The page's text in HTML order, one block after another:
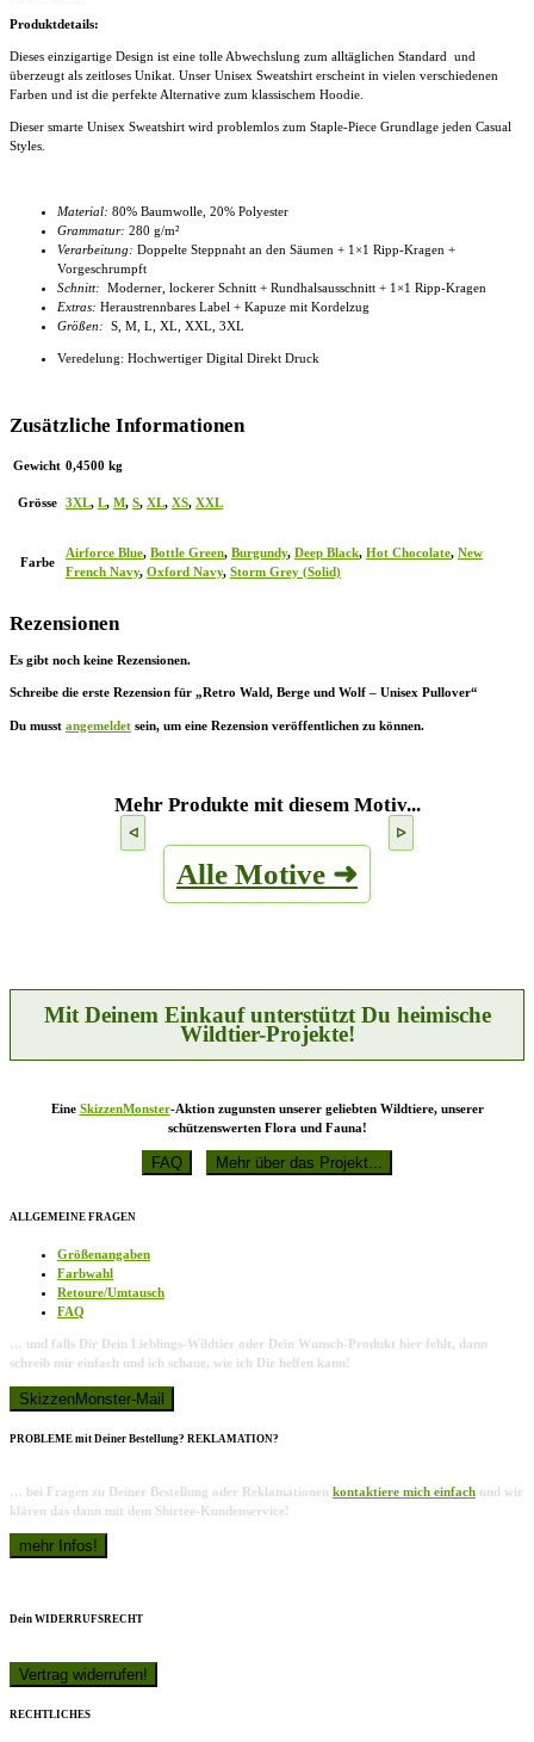
Produktdetails:
Dieses einzigartige Design ist eine tolle Abwechslung zum alltäglichen Standard und
überzeugt als zeitloses Unikat. Unser Unisex Sweatshirt erscheint in vielen verschiedenen
Farben und ist die perfekte Alternative zum klassischem Hoodie.
Dieser smarte Unisex Sweatshirt wird problemlos zum Staple-Piece Grundlage jeden Casual
Styles.
Material: 80% Baumwolle, 20% Polyester
Grammatur: 280 g/m²
Verarbeitung: Doppelte Steppnaht an den Säumen + 1×1 Ripp-Kragen +
Vorgeschrumpft
Schnitt: Moderner, lockerer Schnitt + Rundhalsausschnitt + 1×1 Ripp-Kragen
Extras: Heraustrennbares Label + Kapuze mit Kordelzug
Größen: S, M, L, XL, XXL, 3XL
Veredelung: Hochwertiger Digital Direkt Druck
Zusätzliche Informationen
Gewicht 0,4500 kg
Grösse 3XL, L, M, S, XL, XS, XXL
Farbe
Airforce Blue, Bottle Green, Burgundy, Deep Black, Hot Chocolate, New
French Navy, Oxford Navy, Storm Grey (Solid)
Rezensionen
Es gibt noch keine Rezensionen.
Schreibe die erste Rezension für „Retro Wald, Berge und Wolf – Unisex Pullover“
Du musst angemeldet sein, um eine Rezension veröffentlichen zu können.
Mehr Produkte mit diesem Motiv...
Alle Motive ➜
Mit Deinem Einkauf unterstützt Du heimische
Wildtier-Projekte!
Eine SkizzenMonster-Aktion zugunsten unserer geliebten Wildtiere, unserer
schützenswerten Flora und Fauna!
ALLGEMEINE FRAGEN
Größenangaben
Farbwahl
Retoure/Umtausch
FAQ
… und falls Dir Dein Lieblings-Wildtier oder Dein Wunsch-Produkt hier fehlt, dann
schreib mir einfach und ich schaue, wie ich Dir helfen kann!
PROBLEME mit Deiner Bestellung? REKLAMATION?
… bei Fragen zu Deiner Bestellung oder Reklamationen kontaktiere mich einfach und wir
klären das dann mit dem Shirtee-Kundenservice!
Dein WIDERRUFSRECHT
RECHTLICHES